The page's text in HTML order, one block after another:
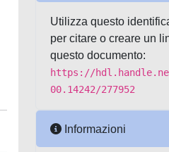
Utilizza questo
per citare o creare un
questo documento:
https://
00.14242/277952
Informazioni